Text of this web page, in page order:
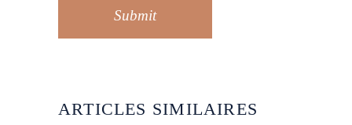
Submit
ARTICLES SIMILAIRES